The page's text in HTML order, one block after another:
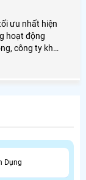
ưu nhất hiện
hoạt động
công ty khi
Dụng